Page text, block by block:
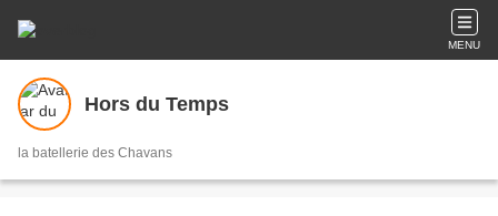
MENU
Hors du Temps
la batellerie des Chavans